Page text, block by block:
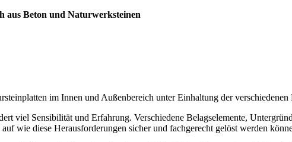
aus Beton und Naturwerksteinen
im Innen und Außenbereich unter Einhaltung der
viel Sensibilität und Erfahrung. Verschiedene Belagselemente,
wie diese Herausforderungen sicher und fachgerecht gelöst werden